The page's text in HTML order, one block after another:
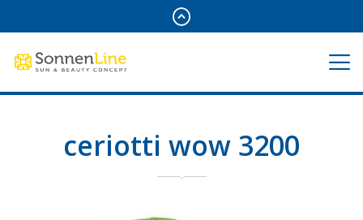
ceriotti wow 3200